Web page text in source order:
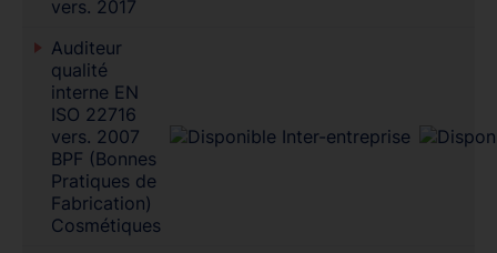
vers. 2017
Auditeur
qualité
interne EN
ISO 22716
vers. 2007
BPF (Bonnes
Pratiques de
Fabrication)
Cosmétiques